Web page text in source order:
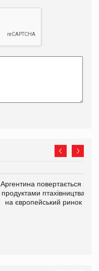
Аргентина повертається з
продуктами птахівництва
на європейський ринок